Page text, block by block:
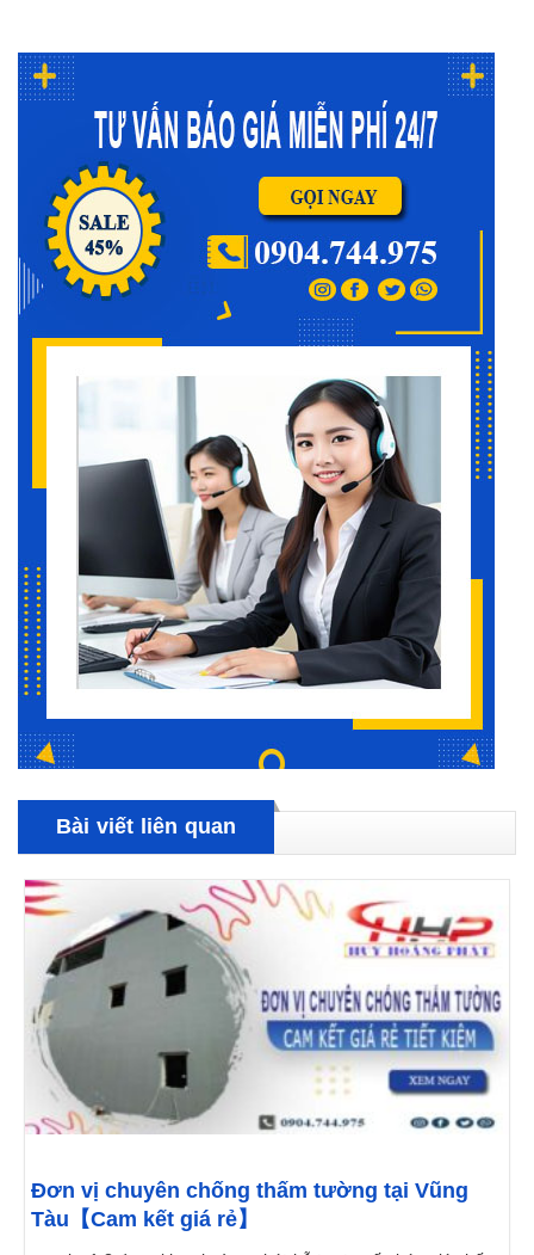
Bài viết liên quan
Đơn vị chuyên chống thấm tường tại Vũng
Tàu【Cam kết giá rẻ】